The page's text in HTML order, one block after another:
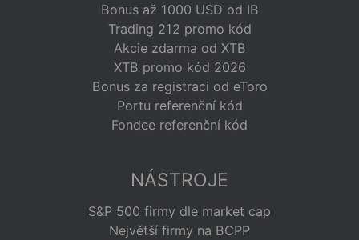
Bonus až 1000 USD od IB
Trading 212 promo kód
Akcie zdarma od XTB
XTB promo kód 2026
Bonus za registraci od eToro
Portu referenční kód
Fondee referenční kód
NÁSTROJE
S&P 500 firmy dle market cap
Největší firmy na BCPP